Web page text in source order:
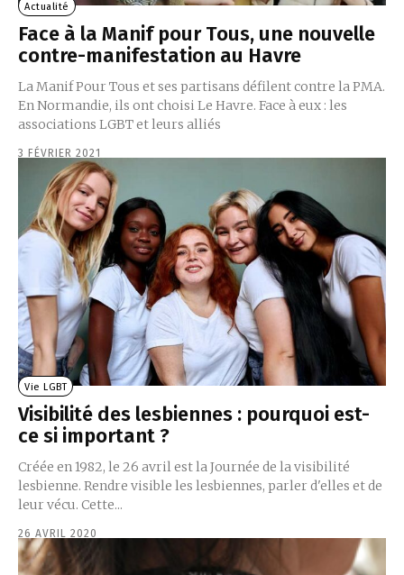
Actualité
Face à la Manif pour Tous, une nouvelle
contre-manifestation au Havre
La Manif Pour Tous et ses partisans défilent contre la PMA.
En Normandie, ils ont choisi Le Havre. Face à eux : les
associations LGBT et leurs alliés
3 FÉVRIER 2021
Vie LGBT
Visibilité des lesbiennes : pourquoi est-
ce si important ?
Créée en 1982, le 26 avril est la Journée de la visibilité
lesbienne. Rendre visible les lesbiennes, parler d'elles et de
leur vécu. Cette...
26 AVRIL 2020